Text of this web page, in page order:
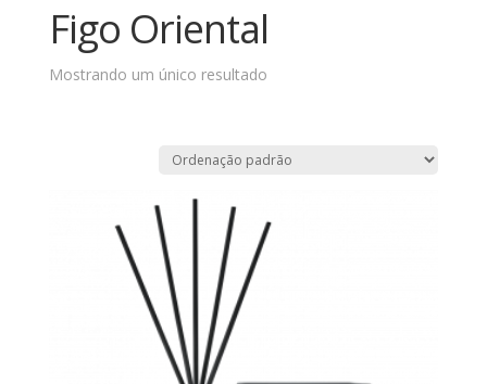
Figo Oriental
Mostrando um único resultado